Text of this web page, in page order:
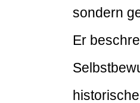
sondern
Er